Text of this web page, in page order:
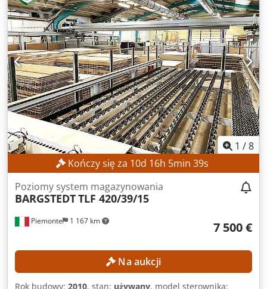
1 /8
Kończy się za 10d 16h 5min 37s
Piemonte 1 167 km
Poziomy system magazynowania
BARGSTEDTTLF 420/39/15
7 500 €
Na aukcji
Rok budowy: 2010, stan: używany, model sterownika: